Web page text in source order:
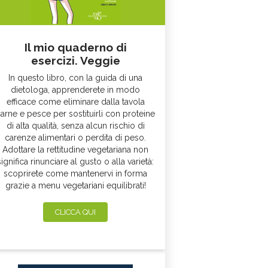
Il mio quaderno di
esercizi. Veggie
In questo libro, con la guida di una
dietologa, apprenderete in modo
efficace come eliminare dalla tavola
e pesce per sostituirli con proteine
di alta qualità, senza alcun rischio di
carenze alimentari o perdita di peso.
Adottare la rettitudine vegetariana non
rinunciare al gusto o alla varietà:
scoprirete come mantenervi in forma
grazie a menu vegetariani equilibrati!
CLICCA QUI